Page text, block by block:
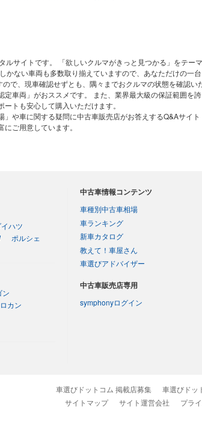
ルサイトです。 「欲しいクルマがきっと見つかる」をテ
ない車両も多数取り揃えていますので、あなただけの一
で、現車確認せずとも、隅々までおクルマの状態を確認
車両」がおススメです。 また、業界最大級の保証範囲を
トも安心して購入いただけます。
や車に関する疑問に中古車販売店がお答えするQ&Aサイ
ご用意しています。
ハツ
ポルシェ
ン
カン
中古車情報コンテンツ
車種別中古車相場
車ランキング
新車カタログ
教えて！車屋さん
車選びアドバイザー
中古車販売店専用
symphonyログイン
車選びドットコム 掲載店募集 車選びドッ
サイトマップ
サイト運営会社 プラ